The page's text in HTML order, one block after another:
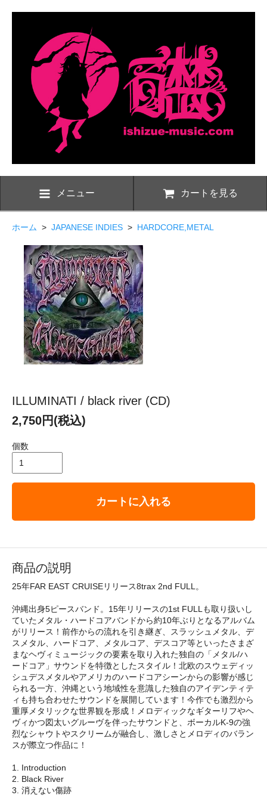
メニュー カートを見る
ホーム > JAPANESE INDIES > HARDCORE,METAL
ILLUMINATI / black river (CD)
2,750円(税込)
個数
カートに入れる
商品の説明
25年FAR EAST CRUISEリリース8trax 2nd FULL。
沖縄出身5ピースバンド。15年リリースの1st FULLも取り扱いし
ていたメタル・ハードコアバンドから約10年ぶりとなるアルバム
がリリース！前作からの流れを引き継ぎ、スラッシュメタル、デ
スメタル、ハードコア、メタルコア、デスコア等といったさまざ
まなヘヴィミュージックの要素を取り入れた独自の「メタル/ハ
ードコア」サウンドを特徴としたスタイル！北欧のスウェディッ
シュデスメタルやアメリカのハードコアシーンからの影響が感じ
られる一方、沖縄という地域性を意識した独自のアイデンティテ
ィも持ち合わせたサウンドを展開しています！今作でも激烈から
重厚メタリックな世界観を形成！メロディックなギターリフやヘ
ヴィかつ図太いグルーヴを伴ったサウンドと、ボーカルK-9の強
烈なシャウトやスクリームが融合し、激しさとメロディのバラン
スが際立つ作品に！
1. Introduction
2. Black River
3. 消えない傷跡